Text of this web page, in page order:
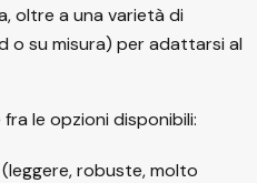
oltre a una varietà di
o su misura) per adattarsi al
le opzioni disponibili:
(leggere, robuste, molto